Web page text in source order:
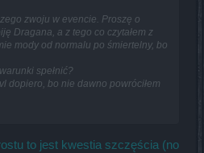
zwoju w evencie. Proszę o
Dragana, a z tego co czytałem z
mody od normalu po śmiertelny, bo
spełnić?
dopiero, bo nie dawno powróciłem
to jest kwestia szczęścia (no